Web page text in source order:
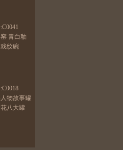
青白釉
纹碗
物故事罐
八大罐